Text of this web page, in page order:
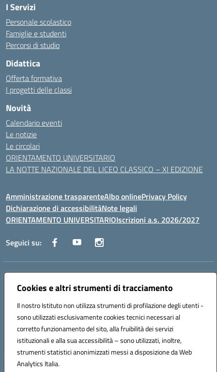
Cookies e altri strumenti di tracciamento
Il nostro Istituto non utilizza strumenti di profilazione degli utenti -
sono utilizzati esclusivamente cookies tecnici necessari al
corretto funzionamento del sito, alla fruibilità dei servizi
istituzionali e alla sua accessibilità – sono utilizzati, inoltre,
strumenti statistici anonimizzati messi a disposizione da Web
Analytics Italia.
I Servizi
Personale scolastico
Famiglie e studenti
Percorsi di studio
Didattica
Offerta formativa
I progetti delle classi
Novità
Calendario eventi
Le notizie
Le circolari
ORIENTAMENTO UNIVERSITARIO
LA NOTTE NAZIONALE DEL LICEO CLASSICO – XI EDIZIONE
Amministrazione trasparenteAlbo onlinePrivacy Policy
Dichiarazione di accessibilitàNote legali
ORIENTAMENTO UNIVERSITARIOIscrizioni a.s. 2026/2027
Seguici su:
Indirizzo:
Centralino:0882 331218 Email:fgps210002@istruzione.it
Codice fiscale: 93071630714
Codice meccanografico:
FGPS210002
Codice unico di fatturazione (CUF): UF7W9K